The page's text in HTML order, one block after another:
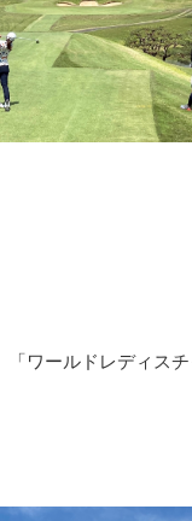
「ワールドレディス